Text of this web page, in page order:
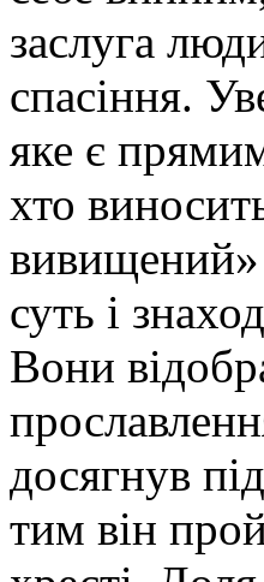
заслуга
спасіння.
яке є
хто
вивищений»
суть і
Вони
досягнув
тим він